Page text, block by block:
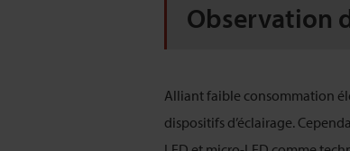
Observation
Alliant faible consommation
dispositifs d’éclairage.